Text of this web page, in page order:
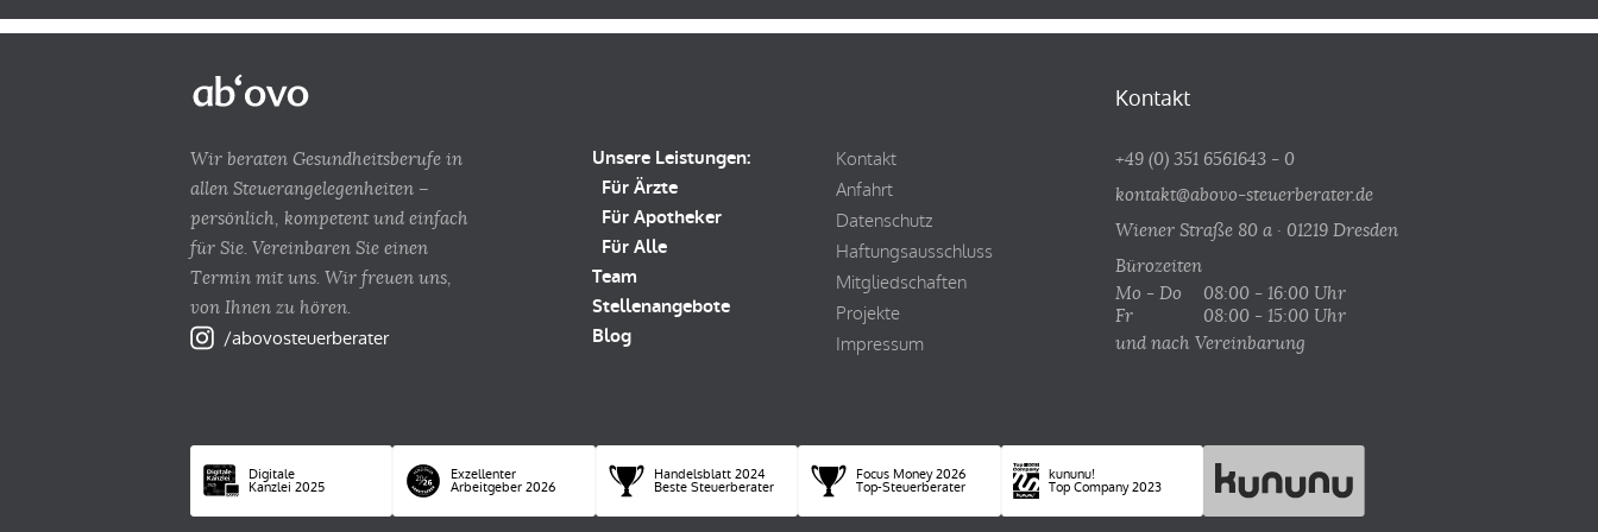
Wir beraten Gesundheitsberufe in
allen Steuerangelegenheiten –
persönlich, kompetent und einfach
für Sie. Vereinbaren Sie einen
Termin mit uns. Wir freuen uns,
von Ihnen zu hören.
/abovosteuerberater
Unsere Leistungen:
Für Ärzte
Für Apotheker
Für Alle
Team
Stellenangebote
Blog
Kontakt
Anfahrt
Datenschutz
Haftungsausschluss
Mitgliedschaften
Projekte
Impressum
Kontakt
+49 (0) 351 6561643 - 0
kontakt@abovo-steuerberater.de
Wiener Straße 80 a · 01219 Dresden
Bürozeiten
Mo - Do
Fr
08:00 - 16:00 Uhr
08:00 - 15:00 Uhr
und nach Vereinbarung
Digitale
Kanzlei 2025
Exzellenter
Arbeitgeber 2026
Handelsblatt 2024
Beste Steuerberater
Focus Money 2026
Top-Steuerberater
kununu!
Top Company 2023